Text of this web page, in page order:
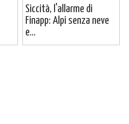
Siccità, l'allarme di
Finapp: Alpi senza neve
e...